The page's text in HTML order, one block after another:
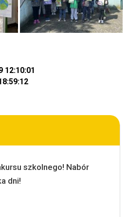
12:10:01
szkolnego! Nabór
dni!